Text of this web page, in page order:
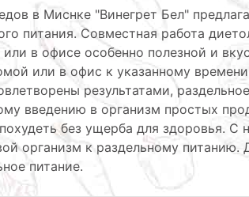
в Миснке "Винегрет Бел"
питания. Совместная работа
или в офисе особенно полезной и
или в офис к указанному
результатами,
введению в организм простых
без ущерба для здоровья.
организм к раздельному
питание.